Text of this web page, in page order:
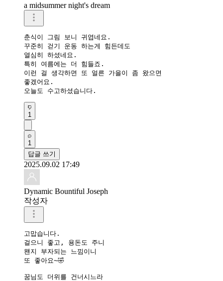
a midsummer night's dream
춘식이 그림 보니 귀엽네요.
꾸준히 걷기 운동 하는게 힘든데도
열심히 하셨네요.
특히 여름에는 더 힘들죠.
이런 걸 생각하면 또 얼른 가을이 좀 왔으면
좋겠어요.
오늘도 수고하셨습니다.
1
1
답글 쓰기
2025.09.02 17:49
Dynamic Bountiful Joseph
작성자
고맙습니다.
걸으니 좋고, 용돈도 주니
왠지 부자되는 느낌이니
또 좋아요~🤣
꿈님도 더위를 건너시느라